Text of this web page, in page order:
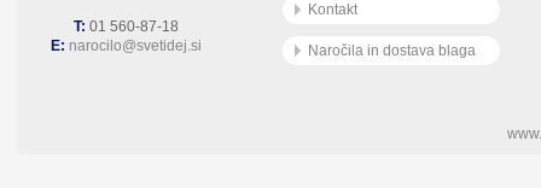
T: 01 560-87-18
E: narocilo@svetidej.si
Kontakt
Naročila in dostava blaga